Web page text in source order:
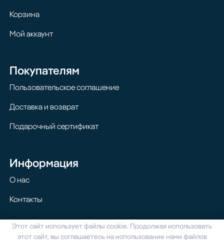
Корзина
Мой аккаунт
Покупателям
Пользовательское соглашение
Доставка и возврат
Подарочный сертификат
Информация
О нас
Контакты
© 2024 Homilton. Все права защищены
Этот сайт использует файлы cookie. Продолжая использовать
этот сайт, вы соглашаетесь на использование нами файлов